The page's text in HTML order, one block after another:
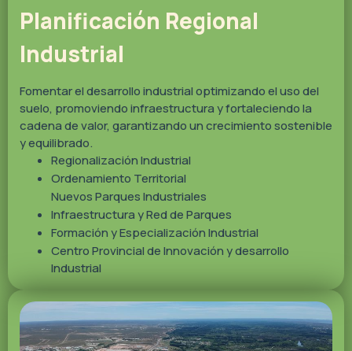
Planificación Regional
Industrial
Fomentar el desarrollo industrial optimizando el uso del
suelo, promoviendo infraestructura y fortaleciendo la
cadena de valor, garantizando un crecimiento sostenible
y equilibrado.
Regionalización Industrial
Ordenamiento Territorial
Nuevos Parques Industriales
Infraestructura y Red de Parques
Formación y Especialización Industrial
Centro Provincial de Innovación y desarrollo
Industrial